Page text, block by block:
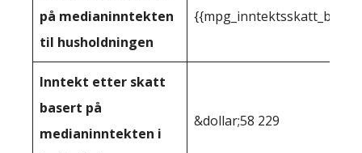
på medianinntekten
til husholdningen
Inntekt etter skatt
basert på
medianinntekten i
&dollar;58 229